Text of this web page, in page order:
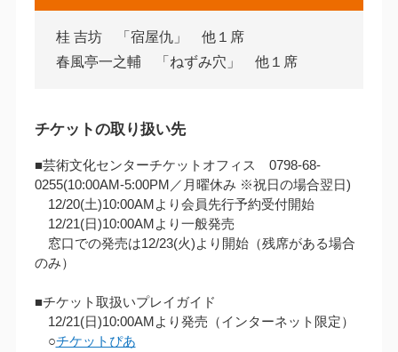
桂 吉坊 「宿屋仇」 他１席
春風亭一之輔 「ねずみ穴」 他１席
チケットの取り扱い先
■芸術文化センターチケットオフィス 0798-68-
0255(10:00AM‐5:00PM／月曜休み ※祝日の場合翌日)
12/20(土)10:00AMより会員先行予約受付開始
12/21(日)10:00AMより一般発売
窓口での発売は12/23(火)より開始（残席がある場合
のみ）
■チケット取扱いプレイガイド
12/21(日)10:00AMより発売（インターネット限定）
○チケットぴあ